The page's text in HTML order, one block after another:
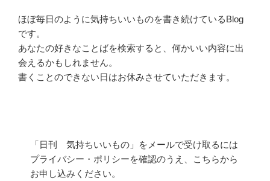
ほぼ毎日のように気持ちいいものを書き続けているBlog
です。
あなたの好きなことばを検索すると、何かいい内容に出
会えるかもしれません。
書くことのできない日はお休みさせていただきます。
「日刊 気持ちいいもの」をメールで受け取るには
プライバシー・ポリシーを確認のうえ、こちらから
お申し込みください。